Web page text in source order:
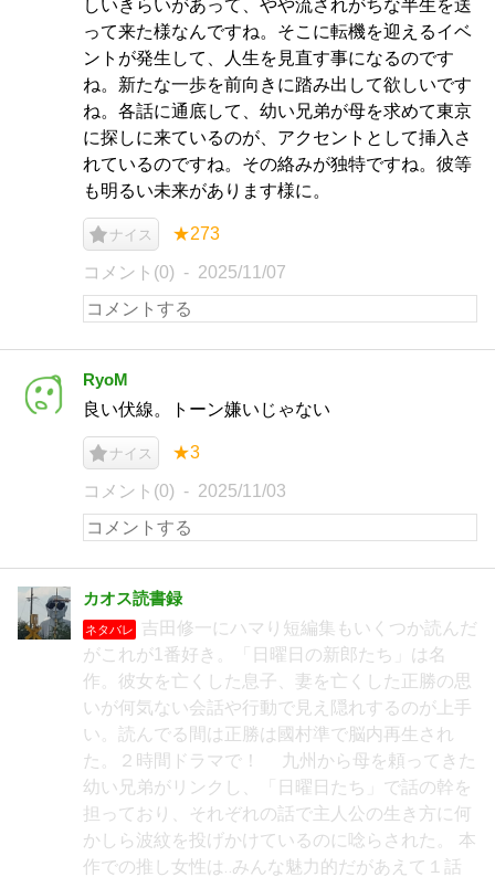
しいきらいがあって、やや流されがちな半生を送
って来た様なんですね。そこに転機を迎えるイベ
ントが発生して、人生を見直す事になるのです
ね。新たな一歩を前向きに踏み出して欲しいです
ね。各話に通底して、幼い兄弟が母を求めて東京
に探しに来ているのが、アクセントとして挿入さ
れているのですね。その絡みが独特ですね。彼等
も明るい未来があります様に。
ナイス ★273
コメント(0) 2025/11/07
RyoM
良い伏線。トーン嫌いじゃない
ナイス ★3
コメント(0) 2025/11/03
カオス読書録
ネタバレ
吉田修一にハマり短編集もいくつか読んだ
がこれが1番好き。「日曜日の新郎たち」は名
作。彼女を亡くした息子、妻を亡くした正勝の思
いが何気ない会話や行動で見え隠れするのが上手
い。読んでる間は正勝は國村準で脳内再生され
た。２時間ドラマで！ 九州から母を頼ってきた
幼い兄弟がリンクし、「日曜日たち」で話の幹を
担っており、それぞれの話で主人公の生き方に何
かしら波紋を投げかけているのに唸らされた。 本
作での推し女性は‥みんな魅力的だがあえて１話